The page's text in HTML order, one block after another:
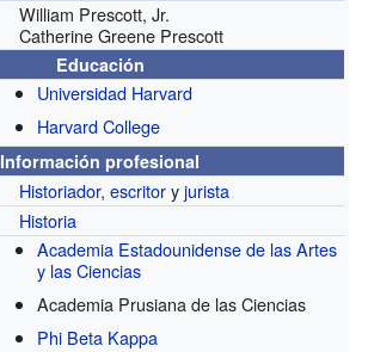
William Prescott, Jr.
Catherine Greene Prescott
Educación
Universidad Harvard
Harvard College
Información profesional
Historiador,escritoryjurista
Historia
Academia Estadounidense de las Artes
y las Ciencias
Academia Prusiana de las Ciencias
Phi Beta Kappa